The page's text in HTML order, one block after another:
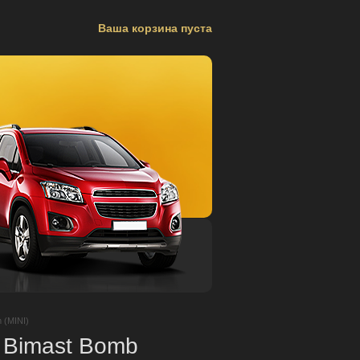
Ваша корзина пуста
(MINI)
Bomb